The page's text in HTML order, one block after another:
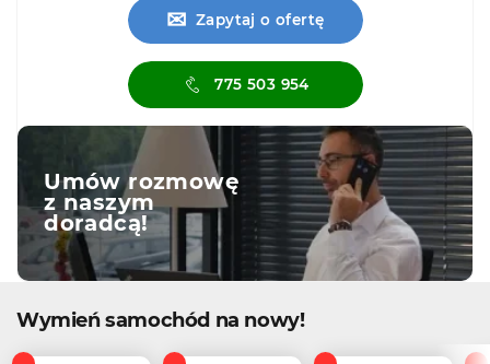
✉ Zapytaj o ofertę
775 503 954
Umów rozmowę
z naszym
doradcą!
Wymień samochód na nowy!